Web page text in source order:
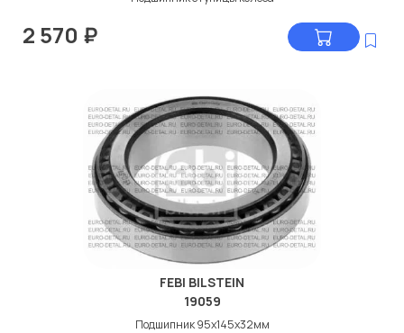
2 570 ₽
FEBI BILSTEIN
19059
Подшипник 95x145x32мм